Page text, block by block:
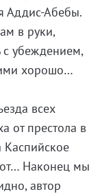
Аддис-Абебы.
в руки,
с убеждением,
хорошо…
всех
от престола в
Каспийское
Наконец мы
автор